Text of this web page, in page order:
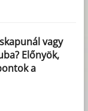
vagy
Előnyök,
a